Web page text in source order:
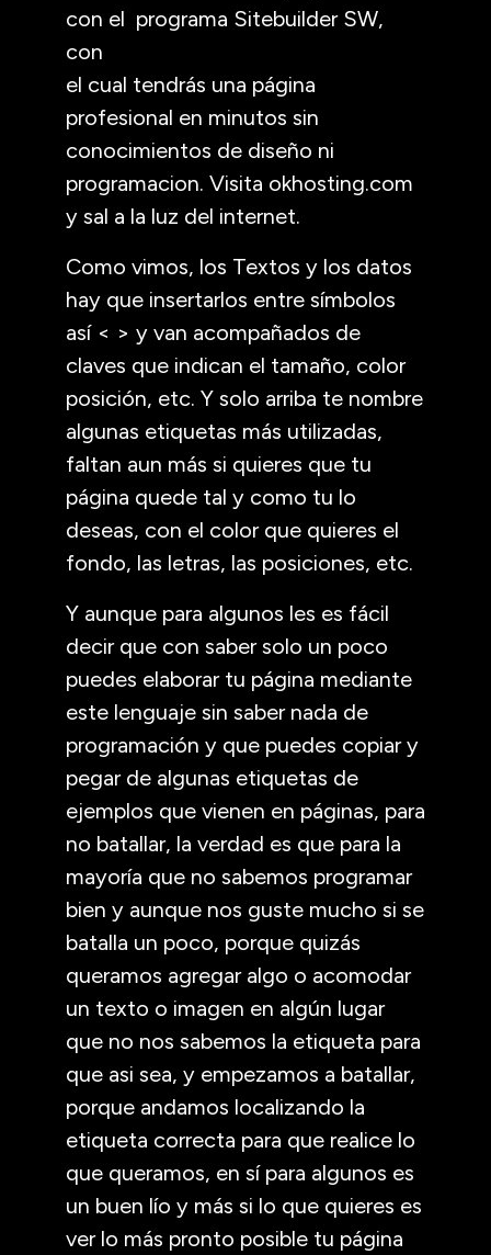
con el programa Sitebuilder SW,
con
el cual tendrás una página
profesional en minutos sin
conocimientos de diseño ni
programacion. Visita okhosting.com
y sal a la luz del internet.
Como vimos, los Textos y los datos
hay que insertarlos entre símbolos
así < > y van acompañados de
claves que indican el tamaño, color
posición, etc. Y solo arriba te nombre
algunas etiquetas más utilizadas,
faltan aun más si quieres que tu
página quede tal y como tu lo
deseas, con el color que quieres el
fondo, las letras, las posiciones, etc.
Y aunque para algunos les es fácil
decir que con saber solo un poco
puedes elaborar tu página mediante
este lenguaje sin saber nada de
programación y que puedes copiar y
pegar de algunas etiquetas de
ejemplos que vienen en páginas, para
no batallar, la verdad es que para la
mayoría que no sabemos programar
bien y aunque nos guste mucho si se
batalla un poco, porque quizás
queramos agregar algo o acomodar
un texto o imagen en algún lugar
que no nos sabemos la etiqueta para
que asi sea, y empezamos a batallar,
porque andamos localizando la
etiqueta correcta para que realice lo
que queramos, en sí para algunos es
un buen lío y más si lo que quieres es
ver lo más pronto posible tu página